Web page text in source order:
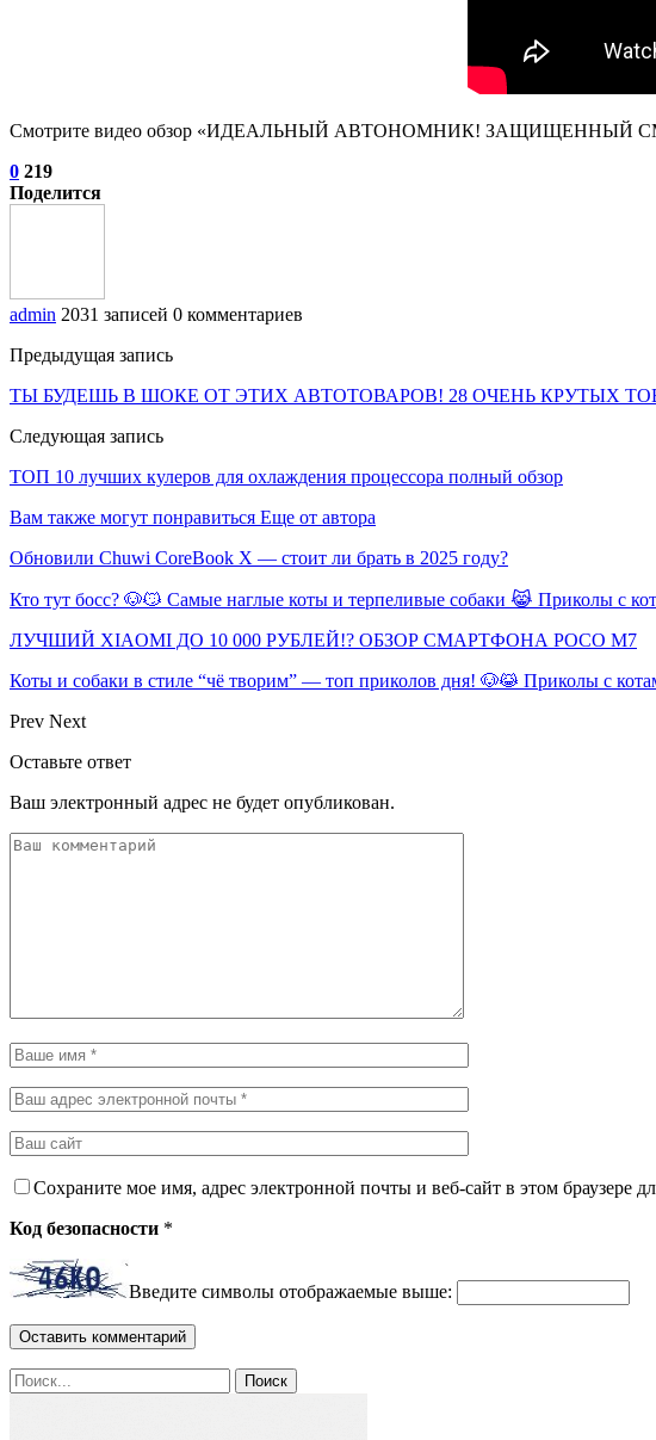
Смотрите видео обзор «ИДЕАЛЬНЫЙ АВТОНОМНИК! ЗАЩИЩЕННЫЙ
0 219
Поделится
admin 2031 записей 0 комментариев
Предыдущая запись
ТЫ БУДЕШЬ В ШОКЕ ОТ ЭТИХ АВТОТОВАРОВ! 28 ОЧЕНЬ КРУТЫХ
Следующая запись
ТОП 10 лучших кулеров для охлаждения процессора полный обзор
Вам также могут понравиться Еще от автора
Обновили Chuwi CoreBook X — стоит ли брать в 2025 году?
Кто тут босс? 🐶😼 Самые наглые коты и терпеливые собаки 😹 Приколы с
ЛУЧШИЙ XIAOMI ДО 10 000 РУБЛЕЙ!? ОБЗОР СМАРТФОНА POCO M7
Коты и собаки в стиле “чё творим” — топ приколов дня! 🐶😹 Приколы с
Prev Next
Оставьте ответ
Ваш электронный адрес не будет опубликован.
Сохраните мое имя, адрес электронной почты и веб-сайт в этом браузере
Код безопасности *
Введите символы отображаемые выше: